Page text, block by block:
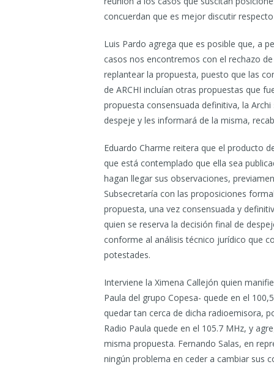
concuerdan que es mejor discutir
Luis Pardo agrega que es posible que, a
casos nos encontremos con el rechazo
replantear la propuesta, puesto que las
de ARCHI incluían otras propuestas que
propuesta consensuada definitiva, la
despeje y les informará de la misma,
Eduardo Charme reitera que el producto
que está contemplado que ella sea
hagan llegar sus observaciones,
Subsecretaría con las proposiciones
propuesta, una vez consensuada y
quien se reserva la decisión final de
conforme al análisis técnico jurídico que
potestades.
Interviene la Ximena Callejón quien
Paula del grupo Copesa- quede en el
quedar tan cerca de dicha radioemisora,
Radio Paula quede en el 105.7 MHz, y
misma propuesta. Fernando Salas, en
ningún problema en ceder a cambiar sus